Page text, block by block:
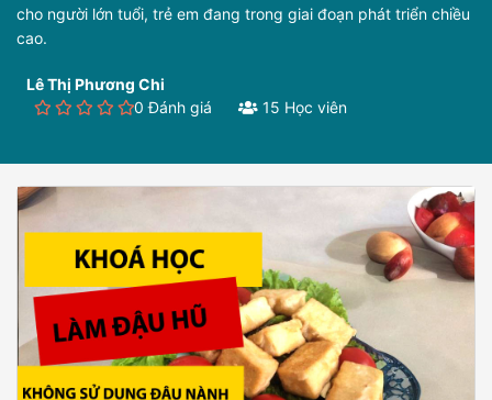
cho người lớn tuổi, trẻ em đang trong giai đoạn phát triển chiều
cao.
Lê Thị Phương Chi
0 Đánh giá
15 Học viên